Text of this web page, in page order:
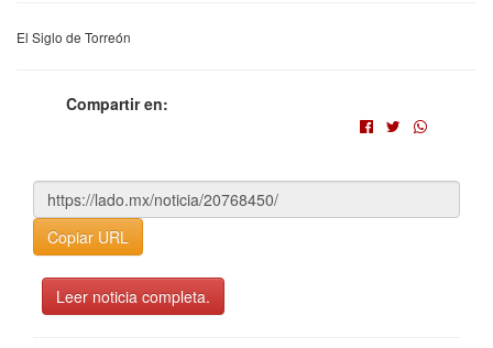
El Siglo de Torreón
Compartir en:
Copiar URL
Leer noticia completa.